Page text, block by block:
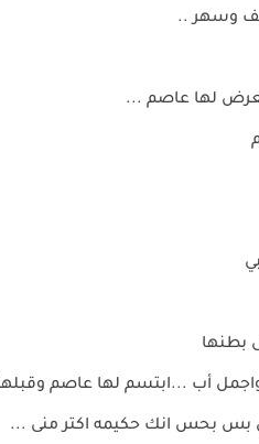
وسهر ..
لها عاصم ...
بطنها
أب ...ابتسم لها عاصم
بس بحس انك حكيمه اكتر منى ...